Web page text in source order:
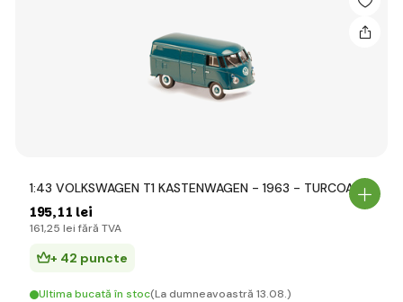
1:43 VOLKSWAGEN T1 KASTENWAGEN - 1963 - TURCOAZ
195,11 lei
161,25 lei fără TVA
+ 42 puncte
Ultima bucată în stoc(La dumneavoastră 13.08.)